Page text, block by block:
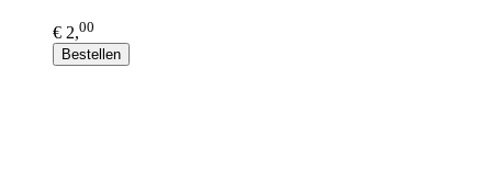
€ 2,00
Bestellen